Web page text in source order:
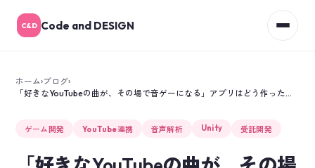
C&D Code and DESIGN
ホーム›ブログ›
「好きなYouTubeの曲が、その場で音ゲーになる」アプリはどう作ったか ― グレーゾーンの歩き方と“逃げ道”の設計
ゲーム開発 YouTube連携 音声解析 Unity 受託開発